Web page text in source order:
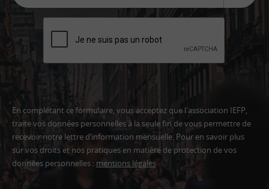
En complétant ce formulaire, vous acceptez que l'association IEFP,
traite vos données personnelles à la seule fin de vous permettre de
recevoir notre lettre d’information mensuelle. Pour en savoir plus
sur vos droits et nos pratiques en matière de protection de vos
données personnelles : mentions légales